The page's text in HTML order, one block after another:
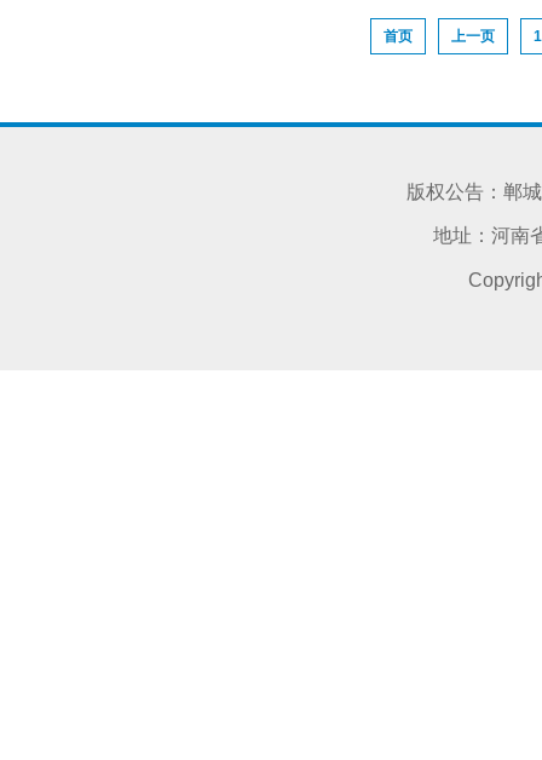
首页 上一页 1
版权公告：郸
地址：河南